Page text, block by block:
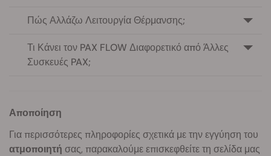
Πώς Αλλάζω Λειτουργία Θέρμανσης;
Τι Κάνει τον PAX FLOW Διαφορετικό από Άλλες
Συσκευές PAX;
Αποποίηση
Για περισσότερες πληροφορίες σχετικά με την εγγύηση του
ατμοποιητή σας, παρακαλούμε επισκεφθείτε τη σελίδα μας